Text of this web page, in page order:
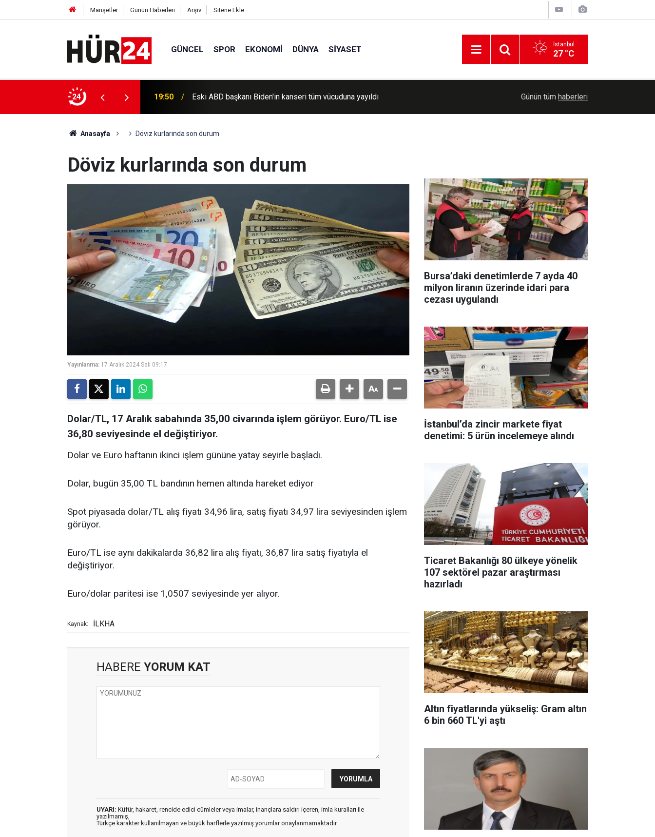
Manşetler Günün Haberleri Arşiv Sitene Ekle
GÜNCEL SPOR EKONOMI DÜNYA SIYASET İstanbul
27 °C
24
tüm vücuduna yayıldı 19:28
yürütülsün
Almanya’da Patriot üssünde iki şüpheli İHA
Günün tüm haberleri
Anasayfa Döviz kurlarında son durum
Döviz kurlarında son durum
Yayınlanma: 17 Aralık 2024 Salı 09:17
Dolar/TL, 17 Aralık sabahında 35,00 civarında işlem görüyor. Euro/TL ise
36,80 seviyesinde el değiştiriyor.
Dolar ve Euro haftanın ikinci işlem gününe yatay seyirle başladı.
Dolar, bugün 35,00 TL bandının hemen altında hareket ediyor
Spot piyasada dolar/TL alış fiyatı 34,96 lira, satış fiyatı 34,97 lira seviyesinden işlem
görüyor.
Euro/TL ise aynı dakikalarda 36,82 lira alış fiyatı, 36,87 lira satış fiyatıyla el
değiştiriyor.
Euro/dolar paritesi ise 1,0507 seviyesinde yer alıyor.
Kaynak: İLKHA
HABERE YORUM KAT
UYARI: Küfür, hakaret, rencide edici cümleler veya imalar, inançlara saldırı içeren, imla kuralları ile
yazılmamış,
Türkçe karakter kullanılmayan ve büyük harflerle yazılmış yorumlar onaylanmamaktadır.
Bursa’daki denetimlerde 7 ayda 40
milyon liranın üzerinde idari para
cezası uygulandı
İstanbul’da zincir markete fiyat
denetimi: 5 ürün incelemeye alındı
Ticaret Bakanlığı 80 ülkeye yönelik
107 sektörel pazar araştırması
hazırladı
Altın fiyatlarında yükseliş: Gram altın
6 bin 660 TL'yi aştı